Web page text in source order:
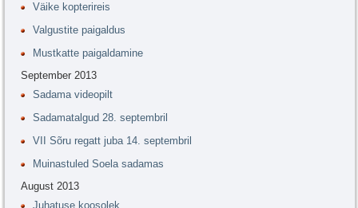
Väike kopterireis
Valgustite paigaldus
Mustkatte paigaldamine
September 2013
Sadama videopilt
Sadamatalgud 28. septembril
VII Sõru regatt juba 14. septembril
Muinastuled Soela sadamas
August 2013
Juhatuse koosolek